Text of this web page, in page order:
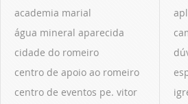
academia marial
água mineral aparecida
cidade do romeiro
centro de apoio ao romeiro
centro de eventos pe. vitor